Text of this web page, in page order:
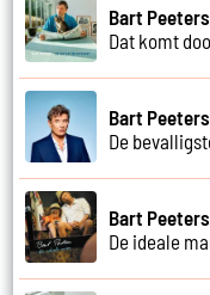
Bart Peeters
Dat komt
Bart Peeters
De
Bart Peeters
De ideale